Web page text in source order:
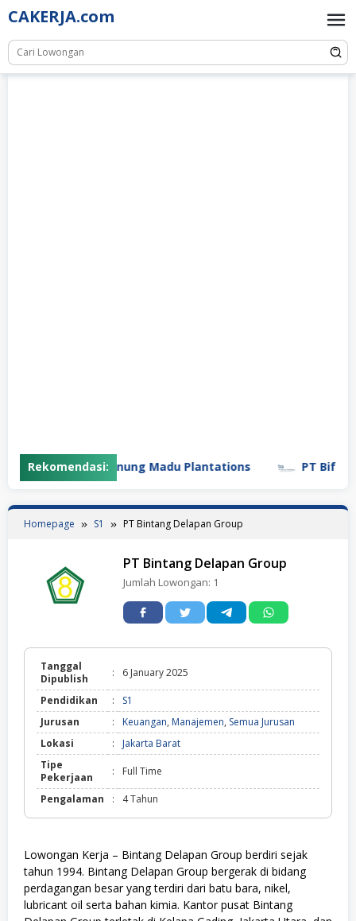
Skip
to
content
CAKERJA.com
Rekomendasi:
PT Gunung Madu Plantations PT Bifarma
Homepage S1 PT Bintang Delapan Group
PT Bintang Delapan Group
Jumlah Lowongan: 1
Tanggal
Dipublish
: 6 January 2025
Pendidikan :
S1
Jurusan
: Keuangan, Manajemen, Semua Jurusan
Lokasi
:
Jakarta Barat
Tipe
Pekerjaan
: Full Time
Pengalaman : 4 Tahun
Lowongan Kerja – Bintang Delapan Group berdiri sejak
tahun 1994. Bintang Delapan Group bergerak di bidang
perdagangan besar yang terdiri dari batu bara, nikel,
lubricant oil serta bahan kimia. Kantor pusat Bintang